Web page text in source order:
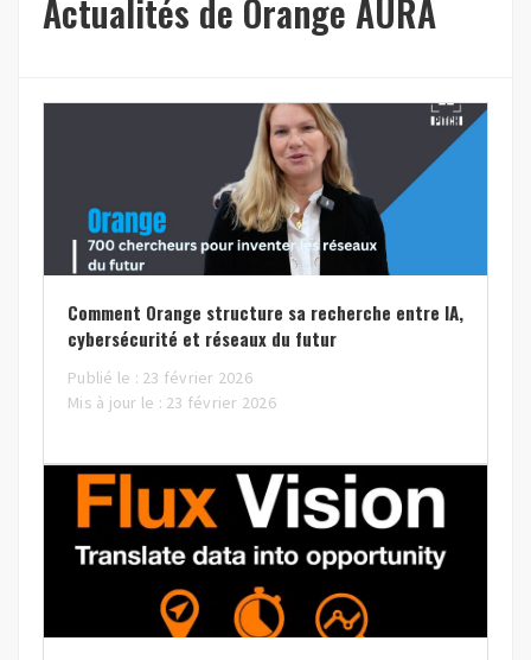
Actualités de Orange AURA
Comment Orange structure sa recherche entre IA,
cybersécurité et réseaux du futur
Publié le : 23 février 2026
Mis à jour le : 23 février 2026